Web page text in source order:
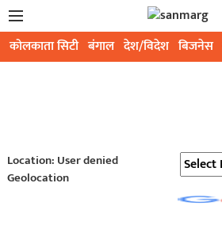
कोलकाता सिटी बंगाल देश/विदेश बिजनेस
Location: User denied
Geolocation